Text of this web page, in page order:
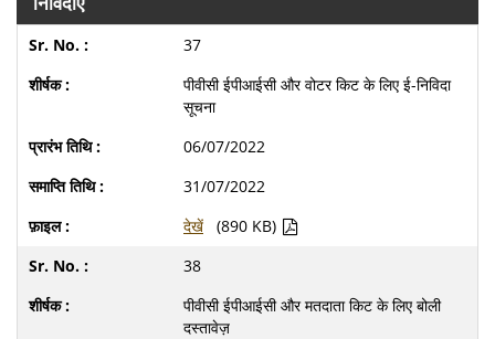
37
पीवीसी ईपीआईसी और वोटर किट के लिए ई-निविदा
सूचना
06/07/2022
31/07/2022
देखें
(890 KB)
38
पीवीसी ईपीआईसी और मतदाता किट के लिए बोली
दस्तावेज़